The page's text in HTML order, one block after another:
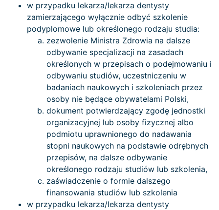
w przypadku lekarza/lekarza dentysty
zamierzającego wyłącznie odbyć szkolenie
podyplomowe lub określonego rodzaju studia:
zezwolenie Ministra Zdrowia na dalsze
odbywanie specjalizacji na zasadach
określonych w przepisach o podejmowaniu i
odbywaniu studiów, uczestniczeniu w
badaniach naukowych i szkoleniach przez
osoby nie będące obywatelami Polski,
dokument potwierdzający zgodę jednostki
organizacyjnej lub osoby fizycznej albo
podmiotu uprawnionego do nadawania
stopni naukowych na podstawie odrębnych
przepisów, na dalsze odbywanie
określonego rodzaju studiów lub szkolenia,
zaświadczenie o formie dalszego
finansowania studiów lub szkolenia
w przypadku lekarza/lekarza dentysty